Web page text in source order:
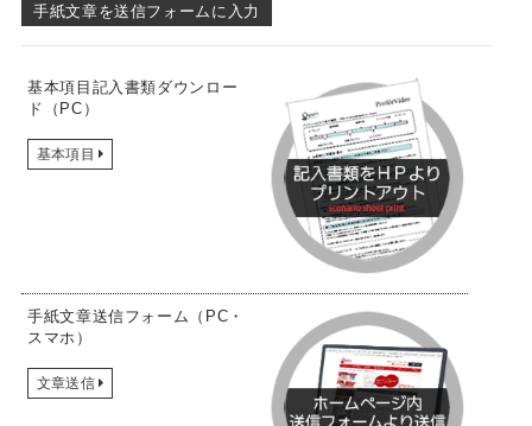
手紙文章を送信フォームに入力
基本項目記入書類ダウンロー
ド（PC）
基本項目
手紙文章送信フォーム（PC・
スマホ）
文章送信